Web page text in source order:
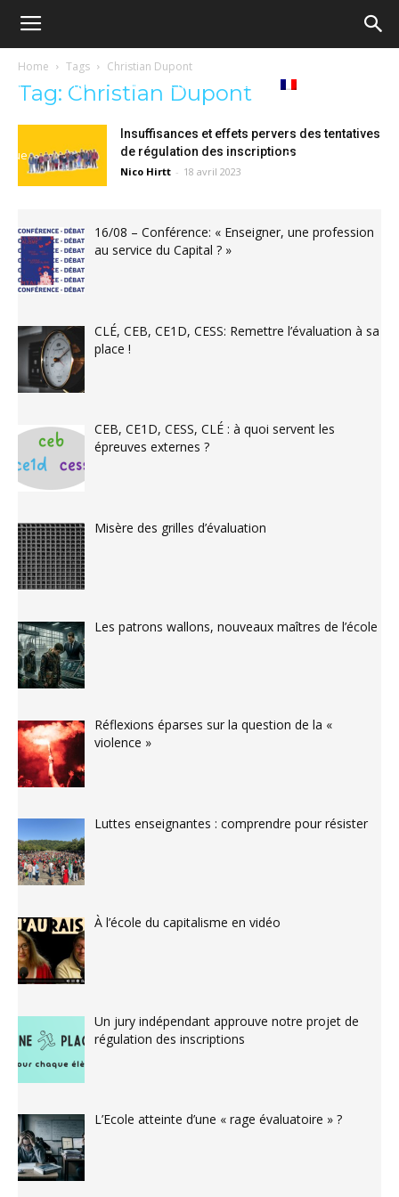
Ecole
démocratique
–
Democratische
Tribunes Médiathèque Livres
Français
Home Tags Christian Dupont
Tag: Christian Dupont
Insuffisances et effets pervers des tentatives
de régulation des inscriptions
Nico Hirtt - 18 avril 2023
16/08 – Conférence: « Enseigner, une profession
au service du Capital ? »
CLÉ, CEB, CE1D, CESS: Remettre l’évaluation à sa
place !
CEB, CE1D, CESS, CLÉ : à quoi servent les
épreuves externes ?
Misère des grilles d’évaluation
Les patrons wallons, nouveaux maîtres de l’école
Réflexions éparses sur la question de la «
violence »
Luttes enseignantes : comprendre pour résister
À l’école du capitalisme en vidéo
Un jury indépendant approuve notre projet de
régulation des inscriptions
L’Ecole atteinte d’une « rage évaluatoire » ?